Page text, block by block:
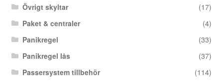
Övrigt skyltar
(17)
Paket & centraler
(4)
Panikregel
(33)
Panikregel lås
(37)
Passersystem tillbehör
(114)